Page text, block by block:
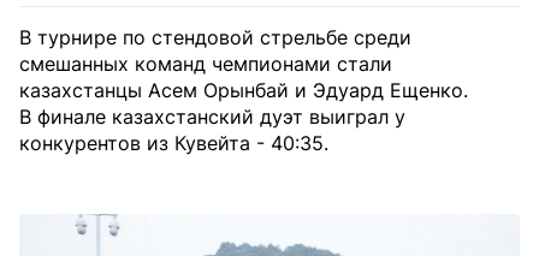
В турнире по стендовой стрельбе среди
смешанных команд чемпионами стали
казахстанцы Асем Орынбай и Эдуард Ещенко.
В финале казахстанский дуэт выиграл у
конкурентов из Кувейта - 40:35.